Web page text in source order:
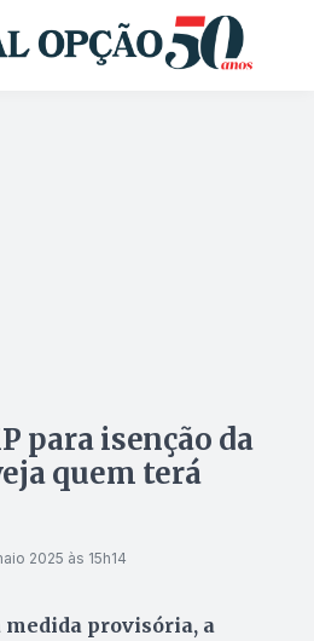
para isenção da
quem terá
2025 às 15h14
medida provisória, a